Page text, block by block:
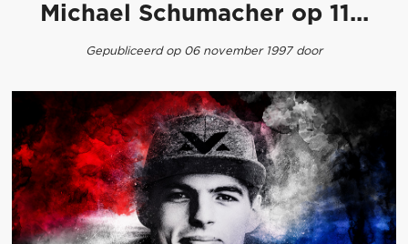
Michael Schumacher op 11...
Gepubliceerd op 06 november 1997 door